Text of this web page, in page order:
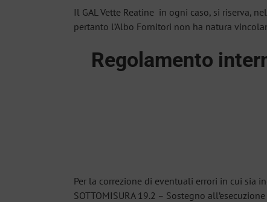
Il GAL Vette Reatine in ogni caso, si riserva,
pertanto l’Albo Fornitori non ha natura
Regolamento
Per la correzione di eventuali errori in cui sia
SOTTOMISURA 19.2 – Sostegno